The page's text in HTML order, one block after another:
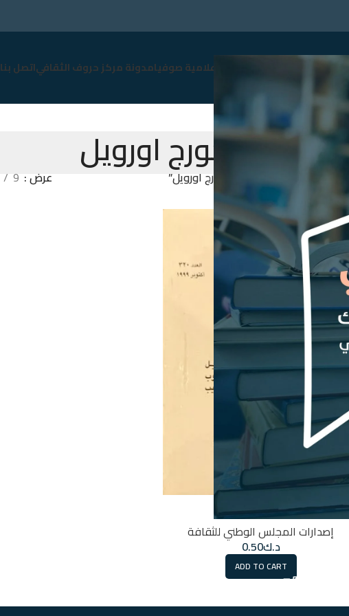
الرئيسية إعلامية صوفيامدونة مركز حروف الثقافياتصل بنا
جورج اورويل Home عرض 9
إصدارات المجلس الوطني للثقافة
د.ك0.50
ADD TO CART